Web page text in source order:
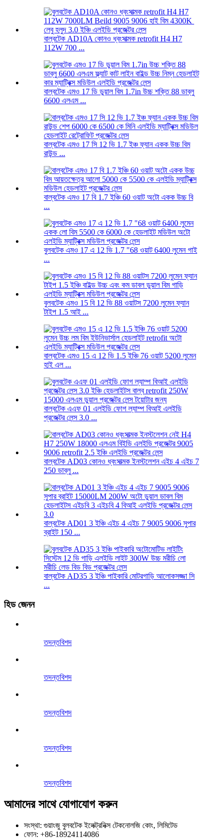
বাল্বটেক AD10A কোনও ধ্বংসাত্মক retrofit H4 H7
112W 700 ...
বাল্বটেক এমও 17 ডি ডুয়াল বিম 1.7in উচ্চ শক্তি 88 ডাব্লু
6600 এলএম ...
বাল্বটেক এমও 17 সি 12 ভি 1.7 ইঞ্চ ফ্যান একক উচ্চ বিম
রাউন্ড ...
বাল্বটেক এমও 17 বি 1.7 ইঞ্চি 60 ওয়াট অটো একক উচ্চ বি
...
বুলবটেক এমও 17 এ 12 ভি 1.7 "68 ওয়াট 6400 লুমেন গাই
...
বুলবটেক এমও 15 বি 12 ভি 88 ওয়াটস 7200 লুমেন ফ্যান
টাইপ 1.5 আই ...
বাল্বটেক এমও 15 এ 12 ভি 1.5 ইঞ্চি 76 ওয়াট 5200 লুমেন
হাই এল ...
বাল্বটেক এএফ 01 এলইডি ফোগ ল্যাম্প বিআই এলইডি
প্রজেক্টর লেন্স 3.0 ...
বাল্বটেক AD03 কোনও ধ্বংসাত্মক ইনস্টলেশন এইচ 4 এইচ 7
250 ডাব্লু ...
বাল্বটেক AD01 3 ইঞ্চি এইচ 4 এইচ 7 9005 9006 সুপার
ব্রাইট 150 ...
বাল্বটেক AD35 3 ইঞ্চি পাইকারি মোটরগাড়ি আলোকসজ্জা সি
...
হিড জেনন
তদন্তবিশদ
তদন্তবিশদ
তদন্তবিশদ
তদন্তবিশদ
তদন্তবিশদ
আমাদের সাথে যোগাযোগ করুন
সংস্থা: গুয়াংজু বুলবটেক ইলেক্ট্রনিক্স টেকনোলজি কোং, লিমিটেড
ফোন: +86-18924114086